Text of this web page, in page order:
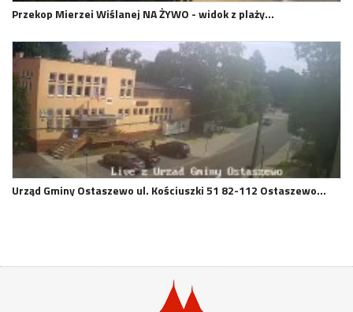
Przekop Mierzei Wiślanej NA ŻYWO - widok z plaży…
Urząd Gminy Ostaszewo ul. Kościuszki 51 82-112 Ostaszewo…